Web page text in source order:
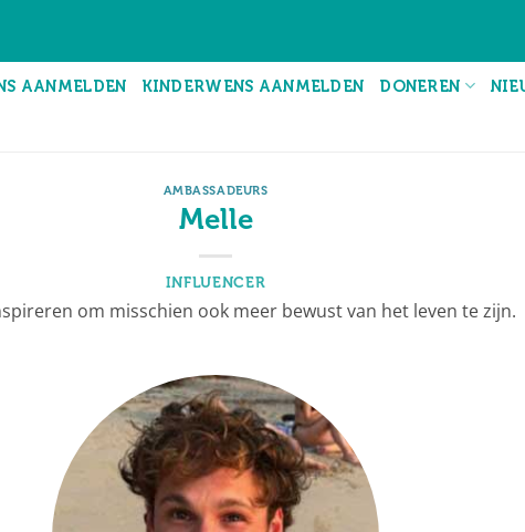
AANMELDEN KINDERWENS AANMELDEN DONEREN
AMBASSADEURS
Melle
INFLUENCER
om misschien ook meer bewust van het leven te zijn.